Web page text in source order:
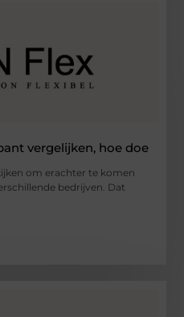
vergelijken, hoe doe
om erachter te komen
bedrijven. Dat